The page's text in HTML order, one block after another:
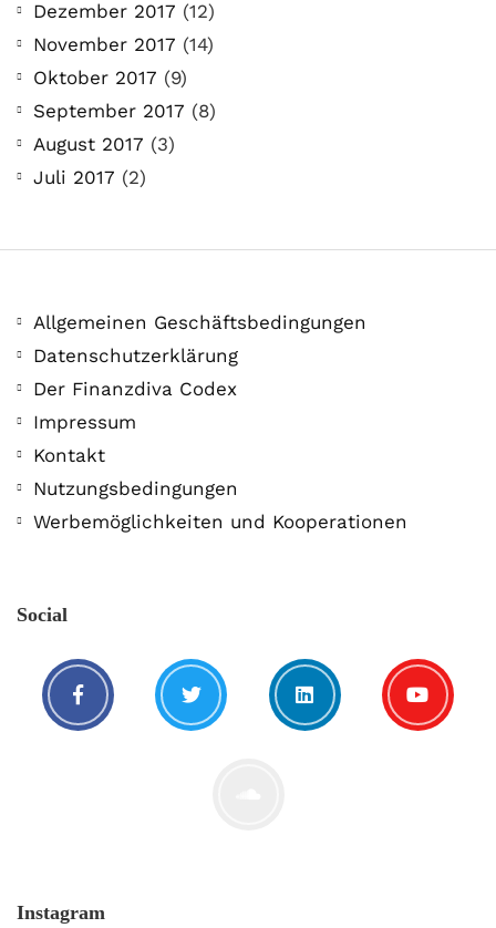
Dezember 2017 (12)
November 2017 (14)
Oktober 2017 (9)
September 2017 (8)
August 2017 (3)
Juli 2017 (2)
Allgemeinen Geschäftsbedingungen
Datenschutzerklärung
Der Finanzdiva Codex
Impressum
Kontakt
Nutzungsbedingungen
Werbemöglichkeiten und Kooperationen
Social
Instagram